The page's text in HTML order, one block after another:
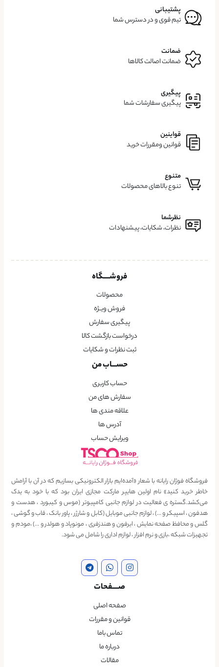
پشتیبانی
تیم قوی و در دسترس شما
ضمانت
ضمانت اصالت کالاها
پیگیری
پیگیری سفارشات شما
قواینین
قوانین ومقررات خرید
متنوع
تنوع بالاهای محصولات
نظرشما
نظرات، شکایات، پیشنهادات
فروشــــگاه
محصولات
فروش ویــژه
پیگیری سفارش
درخواست بازگشت کالا
ثبت نظرات و شکایات
حســـاب من
حساب کاربری
سفارش های من
علاقه مندی ها
آدرس ها
ویرایش حساب
فروشگاه فوژان رایانه با شعار «آمده‌ایم بازار الکترونیکی بسازیم که در آن با آرامش
خاطر خرید کنید» نام اولین هایپر مارکت مجازی ایران بود که با خود به یدک
می‌کشد.گستره ی فعالیت در لوازم جانبی کامپیوتر (موس و کیبورد ، هدست و
هدفون ، اسپیکر و …) ، لوازم جانبی موبایل (کابل و شارژر ، پاور بانک ، قاب و گوشی ،
گلس و محافظ صفحه نمایش ، ایرفون و هندزفری ، مونوپاد و هولدر و …) ،مودم و
تجهیزات شبکه ،بازی و نرم افزار ، لوازم اداری را شامل می شود.
صــــفحات
صفحه اصلی
قوانین و مقررات
تماس باما
درباره ما
مقالات